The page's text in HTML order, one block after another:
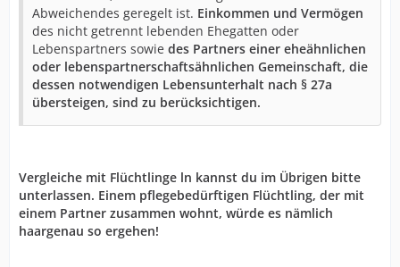
Abweichendes geregelt ist. Einkommen und Vermögen
des nicht getrennt lebenden Ehegatten oder
Lebenspartners sowie des Partners einer eheähnlichen
oder lebenspartnerschaftsähnlichen Gemeinschaft, die
dessen notwendigen Lebensunterhalt nach § 27a
übersteigen, sind zu berücksichtigen.
Vergleiche mit Flüchtlinge ln kannst du im Übrigen bitte
unterlassen. Einem pflegebedürftigen Flüchtling, der mit
einem Partner zusammen wohnt, würde es nämlich
haargenau so ergehen!